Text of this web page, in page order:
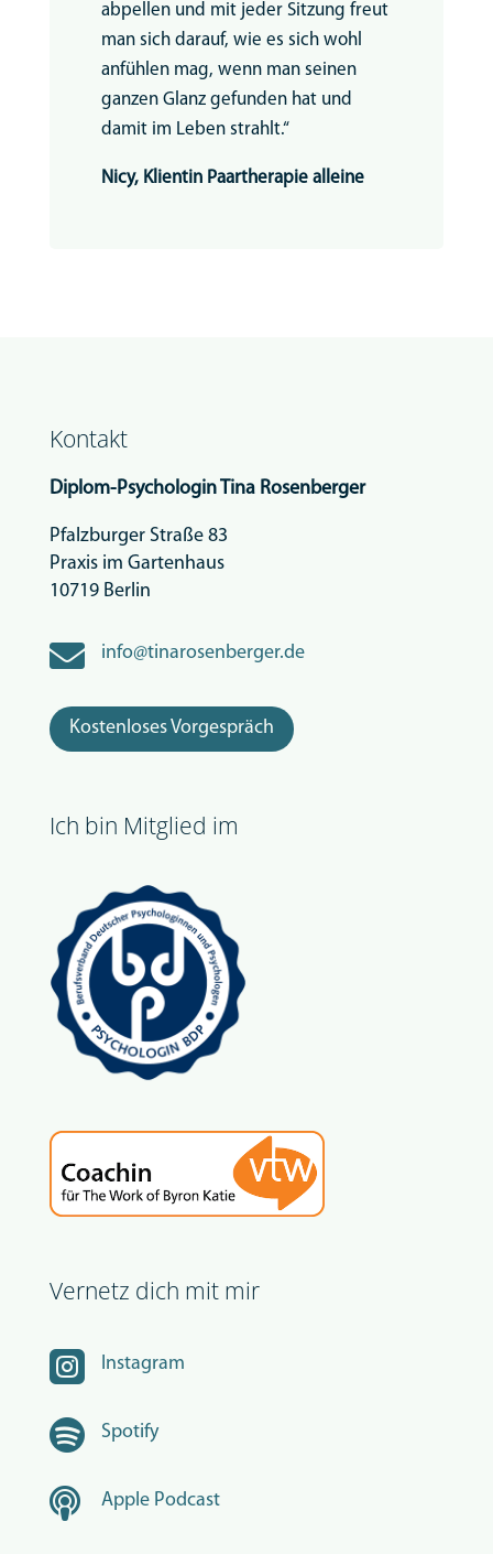
abpellen und mit jeder Sitzung freut
man sich darauf, wie es sich wohl
anfühlen mag, wenn man seinen
ganzen Glanz gefunden hat und
damit im Leben strahlt.“
Nicy, Klientin Paartherapie alleine
Kontakt
Diplom-PsychologinTina Rosenberger
Pfalzburger Straße 83
Praxis im Gartenhaus
10719 Berlin
 info@tinarosenberger.de
Kostenloses Vorgespräch
Ich bin Mitglied im
Vernetz dich mit mir
 Instagram
 Spotify
 Apple Podcast